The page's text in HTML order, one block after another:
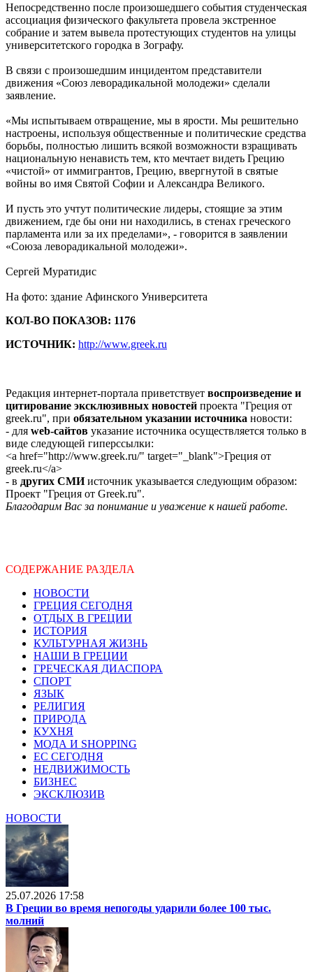
Непосредственно после произошедшего события студенческая
ассоциация физического факультета провела экстренное
собрание и затем вывела протестующих студентов на улицы
университетского городка в Зографу.
В связи с произошедшим инцидентом представители
движения «Союз леворадикальной молодежи» сделали
заявление.
«Мы испытываем отвращение, мы в ярости. Мы решительно
настроены, используя общественные и политические средства
борьбы, полностью лишить всякой возможности взращивать
национальную ненависть тем, кто мечтает видеть Грецию
«чистой» от иммигрантов, Грецию, ввергнутой в святые
войны во имя Святой Софии и Александра Великого.
И пусть это учтут политические лидеры, стоящие за этим
движением, где бы они ни находились, в стенах греческого
парламента или за их пределами», - говорится в заявлении
«Союза леворадикальной молодежи».
Сергей Муратидис
На фото: здание Афинского Университета
КОЛ-ВО ПОКАЗОВ: 1176
ИСТОЧНИК: http://www.greek.ru
Редакция интернет-портала приветствует воспроизведение и
цитирование эксклюзивных новостей проекта "Греция от
greek.ru", при обязательном указании источника новости:
- для web-сайтов указание источника осуществляется только в
виде следующей гиперссылки:
<a href="http://www.greek.ru/" target="_blank">Греция от
greek.ru</a>
- в других СМИисточник указывается следующим образом:
Проект "Греция от Greek.ru".
Благодарим Вас за понимание и уважение к нашей работе.
СОДЕРЖАНИЕ РАЗДЕЛА
НОВОСТИ
ГРЕЦИЯ СЕГОДНЯ
ОТДЫХ В ГРЕЦИИ
ИСТОРИЯ
КУЛЬТУРНАЯ ЖИЗНЬ
НАШИ В ГРЕЦИИ
ГРЕЧЕСКАЯ ДИАСПОРА
СПОРТ
ЯЗЫК
РЕЛИГИЯ
ПРИРОДА
КУХНЯ
МОДА И SHOPPING
ЕС СЕГОДНЯ
НЕДВИЖИМОСТЬ
БИЗНЕС
ЭКСКЛЮЗИВ
НОВОСТИ
25.07.2026 17:58
В Греции во время непогоды ударили более 100 тыс.
молний